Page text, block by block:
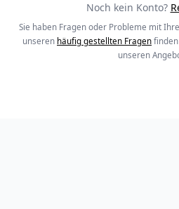
Noch kein Konto?
Sie haben Fragen oder Probleme mit
unseren häufig gestellten Fragen
unseren